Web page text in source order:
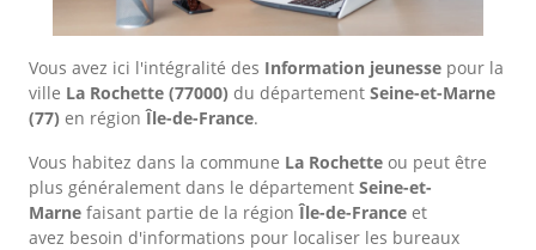
Vous avez ici l'intégralité des Information jeunesse pour la
ville La Rochette (77000) du département Seine-et-Marne
(77) en région Île-de-France.
Vous habitez dans la commune La Rochette ou peut être
plus généralement dans le département Seine-et-
Marne faisant partie de la régionÎle-de-France et
avez besoin d'informations pour localiser les bureaux